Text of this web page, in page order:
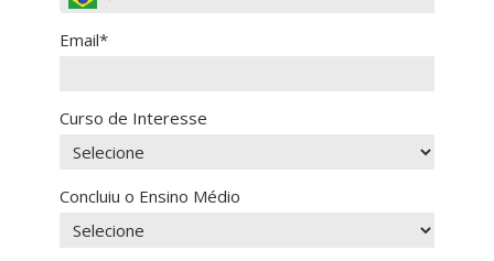
Email*
Curso de Interesse
Concluiu o Ensino Médio